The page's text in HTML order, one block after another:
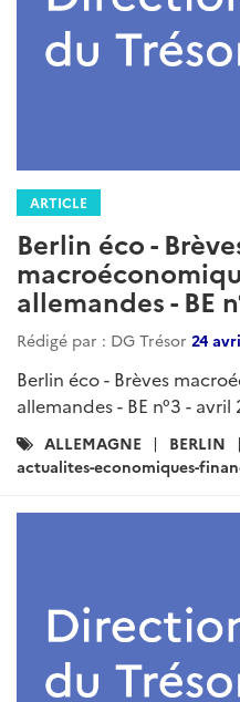
ARTICLE
Berlin éco -
allemandes - BE
Rédigé par : DG Trésor 24
Berlin éco - Brèves
allemandes - BE n°3 - avril
Catégories
:
ALLEMAGNE
BERLIN
actualites-economiques-